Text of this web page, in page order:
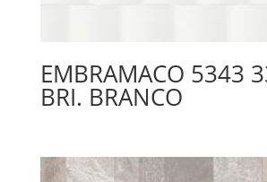
EMBRAMACO 5343
BRI. BRANCO